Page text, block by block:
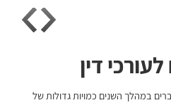
דין
במהלך השנים כמויות גדולות של